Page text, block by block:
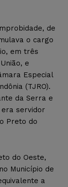
de
o cargo
em três
e
Especial
(TJRO).
da Serra e
era servidor
Preto do
do Oeste,
Município de
a